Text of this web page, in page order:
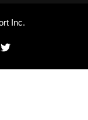
Inc.